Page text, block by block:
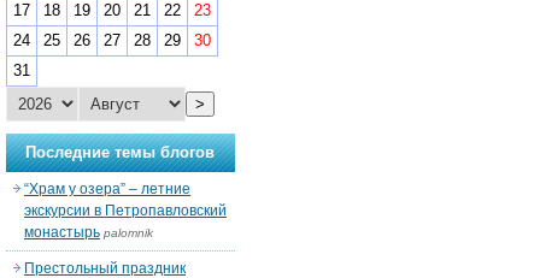
17
18 19 20 21 22
23
24
25 26 27 28 29
30
31
>
Последние темы блогов
“Храм у озера” – летние
экскурсии в Петропавловский
монастырь palomnik
Престольный праздник